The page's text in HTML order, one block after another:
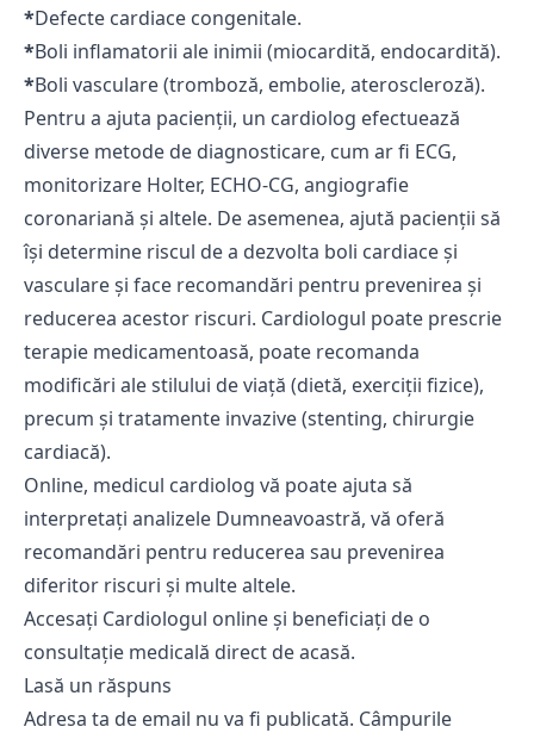
*Defecte cardiace congenitale.
*Boli inflamatorii ale inimii (miocardită, endocardită).
*Boli vasculare (tromboză, embolie, ateroscleroză).
Pentru a ajuta pacienții, un cardiolog efectuează
diverse metode de diagnosticare, cum ar fi ECG,
monitorizare Holter, ECHO-CG, angiografie
coronariană și altele. De asemenea, ajută pacienții să
își determine riscul de a dezvolta boli cardiace și
vasculare și face recomandări pentru prevenirea și
reducerea acestor riscuri. Cardiologul poate prescrie
terapie medicamentoasă, poate recomanda
modificări ale stilului de viață (dietă, exerciții fizice),
precum și tratamente invazive (stenting, chirurgie
cardiacă).
Online, medicul cardiolog vă poate ajuta să
interpretați analizele Dumneavoastră, vă oferă
recomandări pentru reducerea sau prevenirea
diferitor riscuri și multe altele.
Accesați Cardiologul onlineși beneficiați de o
consultație medicală direct de acasă.
Lasă un răspuns
Adresa ta de email nu va fi publicată. Câmpurile